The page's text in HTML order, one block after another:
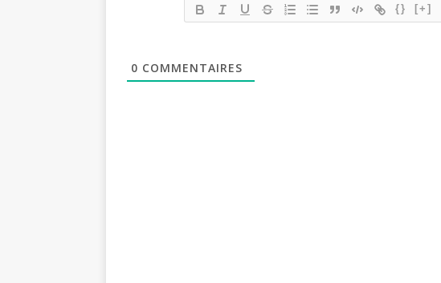
{} [+]
0 COMMENTAIRES